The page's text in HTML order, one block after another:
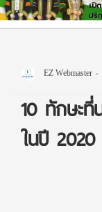
EZ Webmaster
10 ทักษะที่
ในปี 2020